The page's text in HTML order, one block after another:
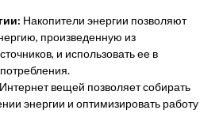
Накопители энергии позволяют
произведенную из
и использовать ее в
Интернет вещей позволяет собирать
энергии и оптимизировать работу